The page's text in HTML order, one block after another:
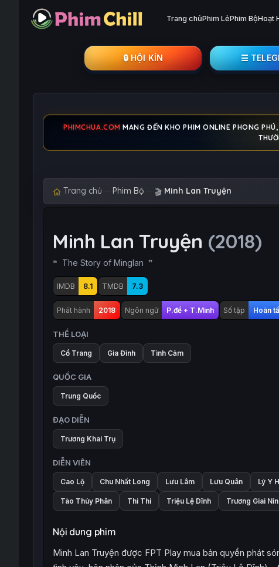
Trang chủPhim LẻPhim BộHoạt
🔒︎ HỘI KÍN ☰
PHIMCHUA.COM MANG ĐẾN KHO PHIM ONLINE PHONG
Trang chủ Phim Bộ 🎬 Minh Lan Truyện
Minh Lan Truyện (2018)
The Story of Minglan
IMDB 8.1 TMDB 7.3
Phát hành 2018 Ngôn ngữ P.đề + T.Minh Số tập Hoàn
THỂ LOẠI
Cổ Trang Gia Đình Tình Cảm
QUỐC GIA
Trung Quốc
ĐẠO DIỄN
Trương Khai Trụ
DIỄN VIÊN
Cao Lộ Chu Nhất Long Lưu Lâm Lưu Quân Lý Y
Tào Thúy Phân Thi Thi Triệu Lệ Dĩnh Trương Giai
Nội dung phim
Minh Lan Truyện được FPT Play mua bản quyền phát